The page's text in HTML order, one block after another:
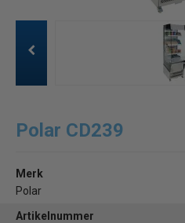
Polar CD239
Merk
Polar
Artikelnummer